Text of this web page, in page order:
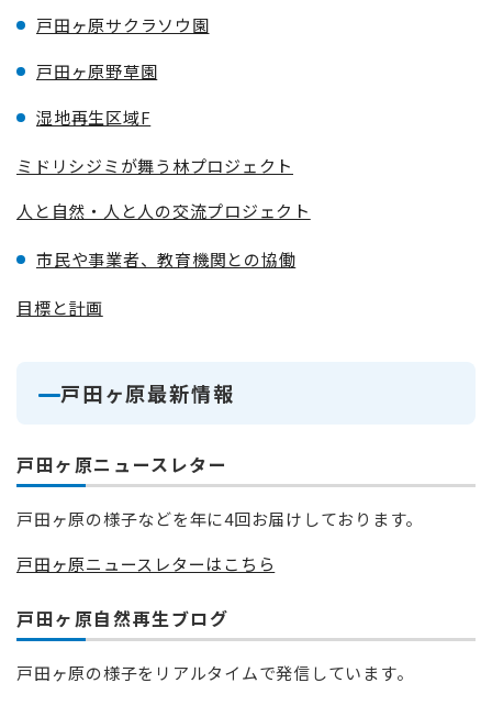
戸田ヶ原サクラソウ園
戸田ヶ原野草園
湿地再生区域F
ミドリシジミが舞う林プロジェクト
人と自然・人と人の交流プロジェクト
市民や事業者、教育機関との協働
目標と計画
戸田ヶ原最新情報
戸田ヶ原ニュースレター
戸田ヶ原の様子などを年に4回お届けしております。
戸田ヶ原ニュースレターはこちら
戸田ヶ原自然再生ブログ
戸田ヶ原の様子をリアルタイムで発信しています。